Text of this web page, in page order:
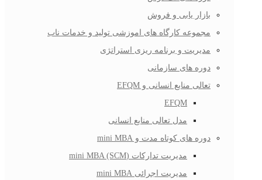
بازار یابی و فروش
مجموعه کارگاه های اموزشی تولید و خدمات ناب
مدیریت و برنامه ریزی استراتژی
دوره های سازمانی
تعالی منابع انسانی و EFQM
EFQM
مدل تعالی منابع انسانی
دوره های کوتاه مدت و mini MBA
مدیریت تدارکات (mini MBA (SCM
مدیریت اجرائی mini MBA